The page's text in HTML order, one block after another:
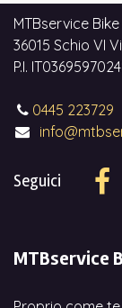
MTBservice
36015 Schio VI
P.I.
0445 223729
Seguici
MTBservice